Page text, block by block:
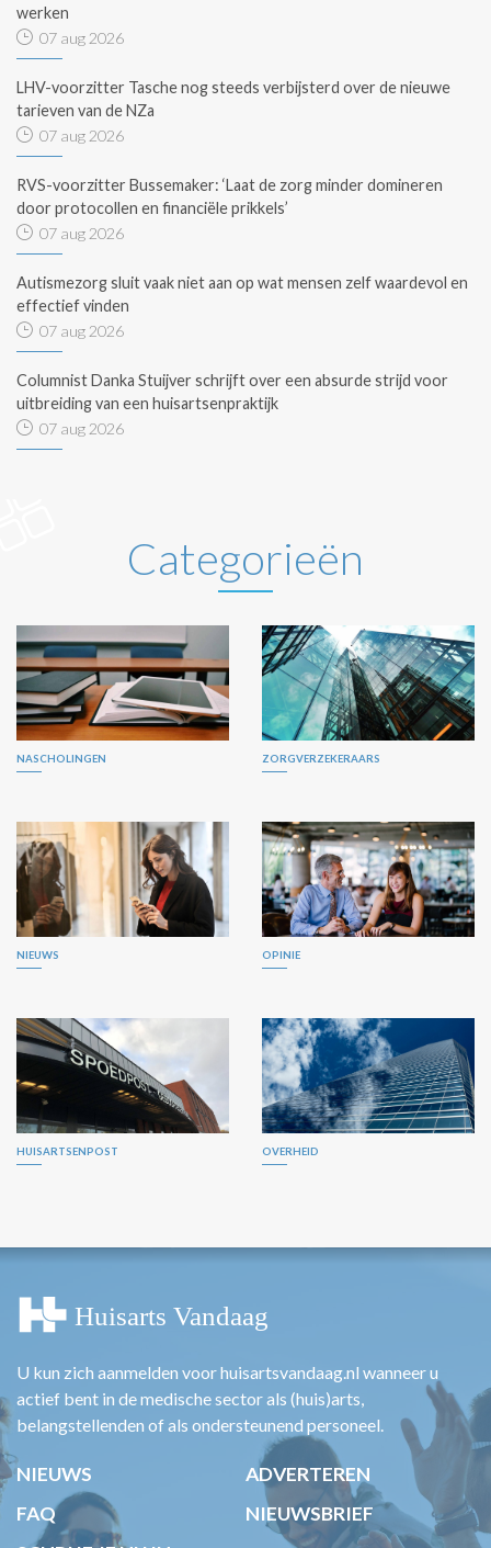
werken
07 aug 2026
LHV-voorzitter Tasche nog steeds verbijsterd over de nieuwe
tarieven van de NZa
07 aug 2026
RVS-voorzitter Bussemaker: ‘Laat de zorg minder domineren
door protocollen en financiële prikkels’
07 aug 2026
Autismezorg sluit vaak niet aan op wat mensen zelf waardevol en
effectief vinden
07 aug 2026
Columnist Danka Stuijver schrijft over een absurde strijd voor
uitbreiding van een huisartsenpraktijk
07 aug 2026
Categorieën
NASCHOLINGEN ZORGVERZEKERAARS
NIEUWS OPINIE
HUISARTSENPOST OVERHEID
U kun zich aanmelden voor huisartsvandaag.nl wanneer u
actief bent in de medische sector als (huis)arts,
belangstellenden of als ondersteunend personeel.
NIEUWS
ADVERTEREN
FAQ
NIEUWSBRIEF